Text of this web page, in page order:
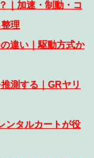
｜加速・制動・コ
理
違い｜駆動方式か
測する｜GRヤリ
ンタルカートが役